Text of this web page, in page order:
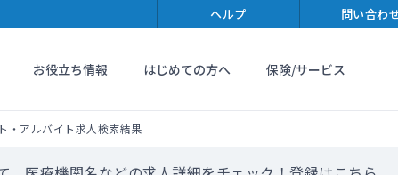
ヘルプ 問い合わ
お役立ち情報 はじめての方へ 保険/サービス
・アルバイト求人検索結果